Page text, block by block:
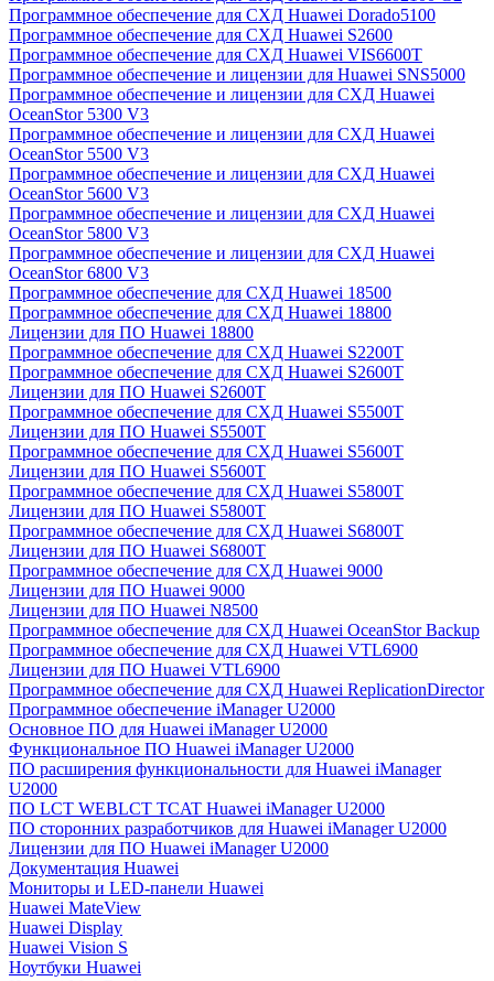
Программное обеспечение для СХД Huawei Dorado5100
Программное обеспечение для СХД Huawei S2600
Программное обеспечение для СХД Huawei VIS6600T
Программное обеспечение и лицензии для Huawei SNS5000
Программное обеспечение и лицензии для СХД Huawei
OceanStor 5300 V3
Программное обеспечение и лицензии для СХД Huawei
OceanStor 5500 V3
Программное обеспечение и лицензии для СХД Huawei
OceanStor 5600 V3
Программное обеспечение и лицензии для СХД Huawei
OceanStor 5800 V3
Программное обеспечение и лицензии для СХД Huawei
OceanStor 6800 V3
Программное обеспечение для СХД Huawei 18500
Программное обеспечение для СХД Huawei 18800
Лицензии для ПО Huawei 18800
Программное обеспечение для СХД Huawei S2200T
Программное обеспечение для СХД Huawei S2600T
Лицензии для ПО Huawei S2600T
Программное обеспечение для СХД Huawei S5500T
Лицензии для ПО Huawei S5500T
Программное обеспечение для СХД Huawei S5600T
Лицензии для ПО Huawei S5600T
Программное обеспечение для СХД Huawei S5800T
Лицензии для ПО Huawei S5800T
Программное обеспечение для СХД Huawei S6800T
Лицензии для ПО Huawei S6800T
Программное обеспечение для СХД Huawei 9000
Лицензии для ПО Huawei 9000
Лицензии для ПО Huawei N8500
Программное обеспечение для СХД Huawei OceanStor Backup
Программное обеспечение для СХД Huawei VTL6900
Лицензии для ПО Huawei VTL6900
Программное обеспечение для СХД Huawei ReplicationDirector
Программное обеспечение iManager U2000
Основное ПО для Huawei iManager U2000
Функциональное ПО Huawei iManager U2000
ПО расширения функциональности для Huawei iManager
U2000
ПО LCT WEBLCT TCAT Huawei iManager U2000
ПО сторонних разработчиков для Huawei iManager U2000
Лицензии для ПО Huawei iManager U2000
Документация Huawei
Мониторы и LED-панели Huawei
Huawei MateView
Huawei Display
Huawei Vision S
Ноутбуки Huawei